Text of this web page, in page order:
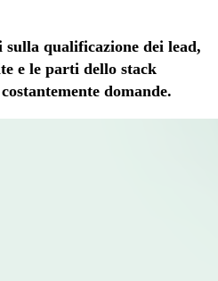
qualificazione dei lead,
e le parti dello stack
domande.